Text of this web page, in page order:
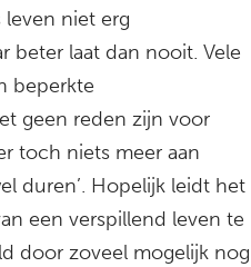
niet erg
beter laat dan nooit. Vele
beperkte
geen reden zijn voor
toch niets meer aan
duren’. Hopelijk leidt het
een verspillend leven te
door zoveel mogelijk nog